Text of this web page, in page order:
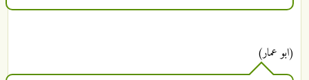
(ابو عمار)